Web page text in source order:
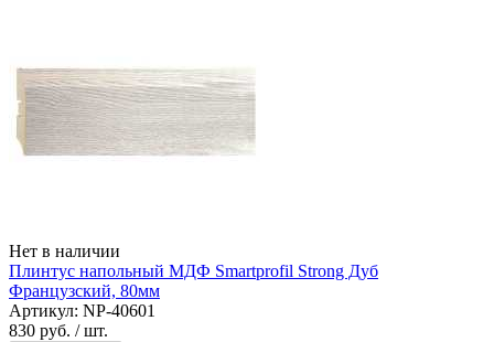
Нет в наличии
Плинтус напольный МДФ Smartprofil Strong Дуб
Французский, 80мм
Артикул: NP-40601
830 руб. / шт.